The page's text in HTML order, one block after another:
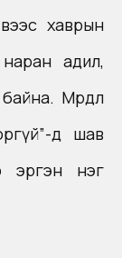
хаврын
адил,
Мөрөөдөл
д шав
эргэн нэг